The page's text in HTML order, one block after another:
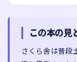
この本の見
さくら舎は普段